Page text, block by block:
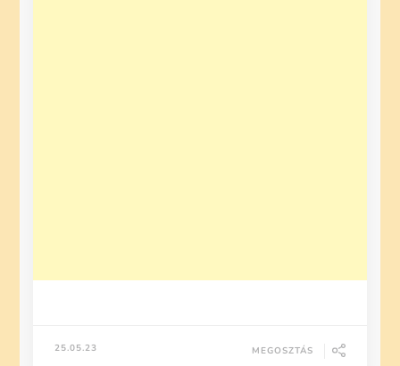
25.05.23 MEGOSZTÁS